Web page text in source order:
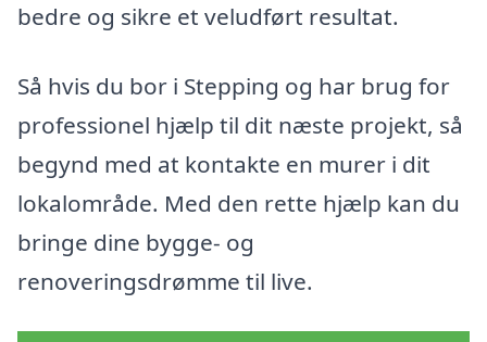
bedre og sikre et veludført resultat.
Så hvis du bor i Stepping og har brug for
professionel hjælp til dit næste projekt, så
begynd med at kontakte en murer i dit
lokalområde. Med den rette hjælp kan du
bringe dine bygge- og
renoveringsdrømme til live.